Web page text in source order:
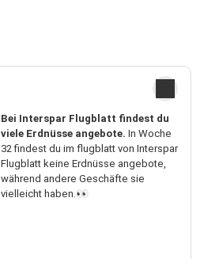
Bei Interspar Flugblatt findest du
viele Erdnüsse angebote. In Woche
32 findest du im flugblatt von Interspar
Flugblatt keine Erdnüsse angebote,
während andere Geschäfte sie
vielleicht haben.👀